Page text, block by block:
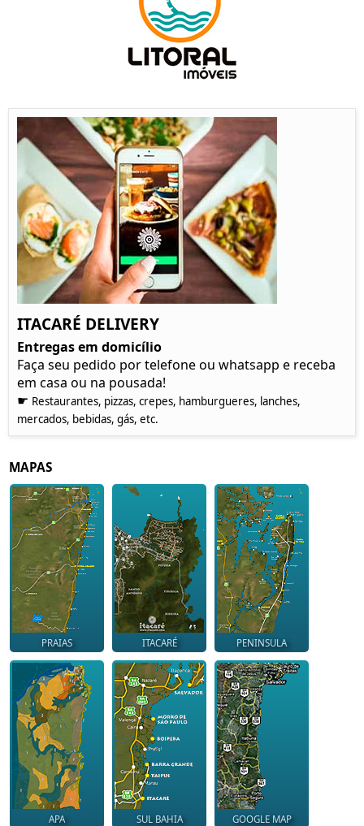
ITACARÉ DELIVERY
Entregas em domicílio
Faça seu pedido por telefone ou whatsapp e receba
em casa ou na pousada!
☛ Restaurantes, pizzas, crepes, hamburgueres, lanches,
mercados, bebidas, gás, etc.
MAPAS
PRAIAS ITACARÉ PENINSULA
APA SUL BAHIA GOOGLE MAP